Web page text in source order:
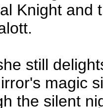
Knight and
still
magic
the silent